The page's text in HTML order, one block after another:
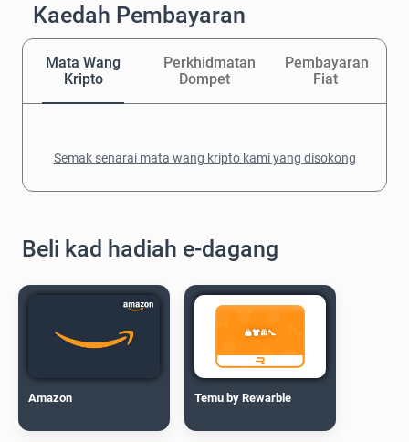
Kaedah Pembayaran
Mata Wang
Kripto
Perkhidmatan
Dompet
Pembayaran
Fiat
Semak senarai mata wang kripto kami yang disokong
Beli kad hadiah e-dagang
Amazon Temu by Rewarble